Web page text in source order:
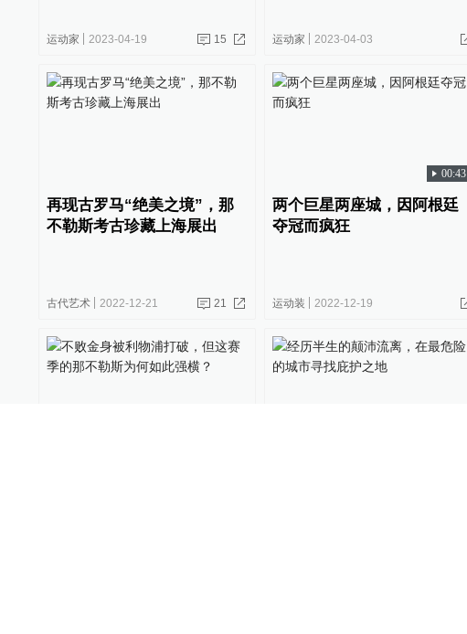
运动家 2023-04-19 15 运动家 2023-04-03
再现古罗马“绝美之境”，那
不勒斯考古珍藏上海展出
古代艺术 2022-12-21 21
00:43
两个巨星两座城，因阿根廷
夺冠而疯狂
运动装 2022-12-19